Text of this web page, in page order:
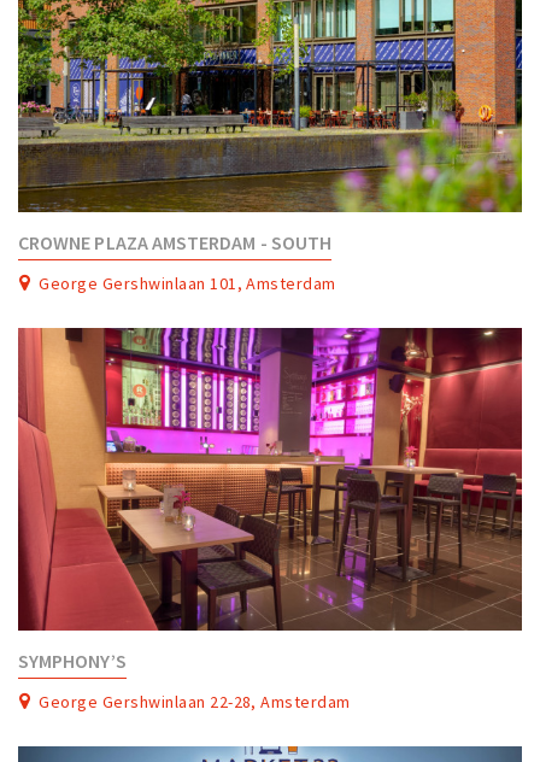
CROWNE PLAZA AMSTERDAM - SOUTH
George Gershwinlaan 101, Amsterdam
SYMPHONY’S
George Gershwinlaan 22-28, Amsterdam